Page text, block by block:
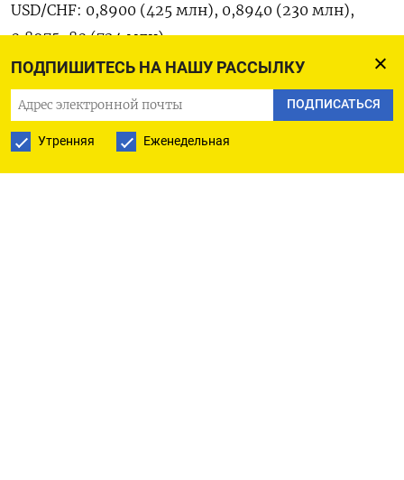
ПОДПИШИТЕСЬ НА НАШУ РАССЫЛКУ
ПОДПИСАТЬСЯ
Утренняя Еженедельная
USD/CHF: 0,8900 (425 млн), 0,8940 (230 млн),
0,8975-80 (724 млн)
GBP/USD: 1,2345 (355 млн), 1,2400 (488 млн), 1,2535
(881 млн)